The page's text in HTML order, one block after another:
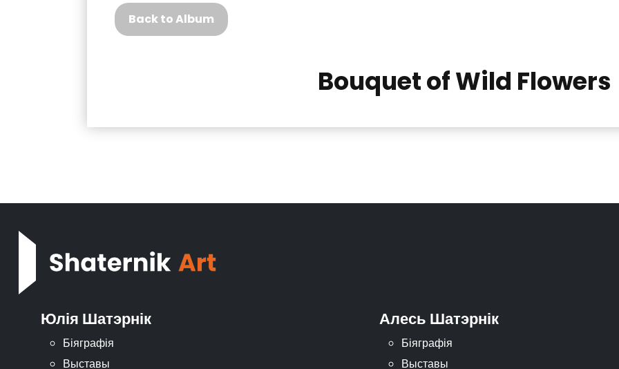
Back to Album
Bouquet of Wild Flowers
Юлія Шатэрнік
Біяграфія
Выставы
Алесь Шатэрнік
Біяграфія
Выставы